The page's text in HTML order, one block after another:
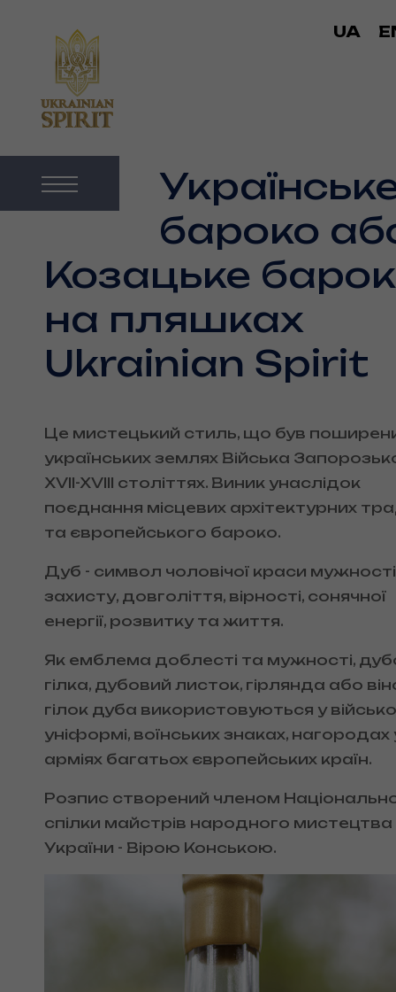
UA
бароко
Козацьке
на пляшках
Ukrainian Spirit
Це мистецький стиль, що був
українських землях Війська
XVII-XVIII століттях. Виник унаслідок
поєднання місцевих архітектурних
та європейського бароко.
Дуб - символ чоловічої краси
захисту, довголіття, вірності, сонячної
енергії, розвитку та життя.
Як емблема доблесті та мужності,
гілка, дубовий листок, гірлянда або
гілок дуба використовуються у
уніформі, воїнських знаках, нагородах
арміях багатьох європейських країн.
Розпис створений членом
спілки майстрів народного мистецтва
України - Вірою Конською.